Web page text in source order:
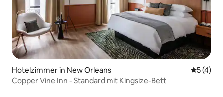
Hotelzimmer in New Orleans
5 (4)
Copper Vine Inn - Standard mit Kingsize-Bett